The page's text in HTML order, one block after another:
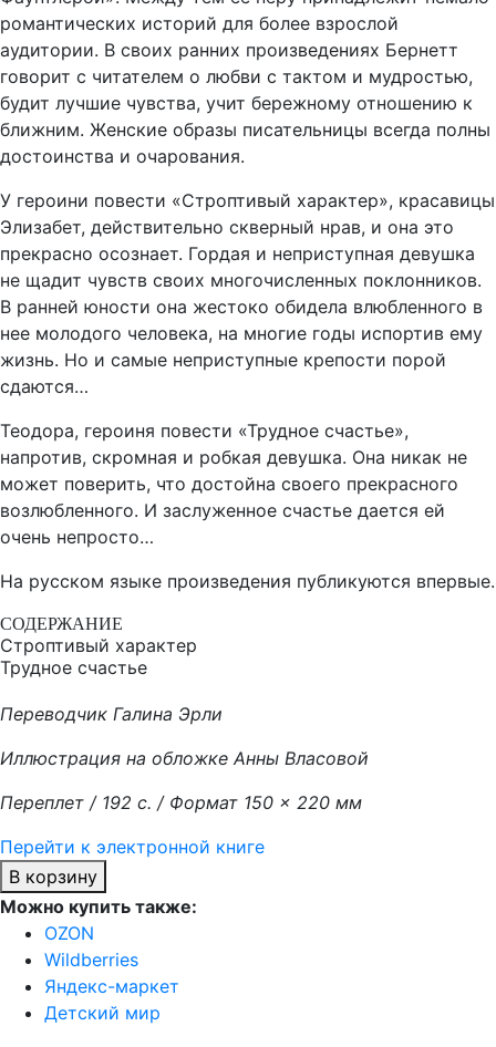
романтических историй для более взрослой
аудитории. В своих ранних произведениях Бернетт
говорит с читателем о любви с тактом и мудростью,
будит лучшие чувства, учит бережному отношению к
ближним. Женские образы писательницы всегда полны
достоинства и очарования.
У героини повести «Строптивый характер», красавицы
Элизабет, действительно скверный нрав, и она это
прекрасно осознает. Гордая и неприступная девушка
не щадит чувств своих многочисленных поклонников.
В ранней юности она жестоко обидела влюбленного в
нее молодого человека, на многие годы испортив ему
жизнь. Но и самые неприступные крепости порой
сдаются…
Теодора, героиня повести «Трудное счастье»,
напротив, скромная и робкая девушка. Она никак не
может поверить, что достойна своего прекрасного
возлюбленного. И заслуженное счастье дается ей
очень непросто…
На русском языке произведения публикуются впервые.
СОДЕРЖАНИЕ
Строптивый характер
Трудное счастье
Переводчик Галина Эрли
Иллюстрация на обложке Анны Власовой
Переплет / 192 с. / Формат 150 × 220 мм
Перейти к электронной книге
В корзину
Можно купить также:
OZON
Wildberries
Яндекс-маркет
Детский мир